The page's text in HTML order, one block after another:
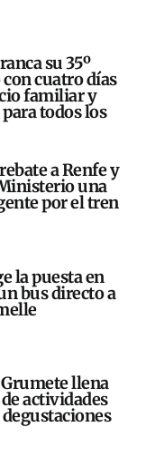
su 35º
cuatro días
familiar y
todos los
a Renfe y
una
por el tren
la puesta en
bus directo a
Grumete llena
actividades